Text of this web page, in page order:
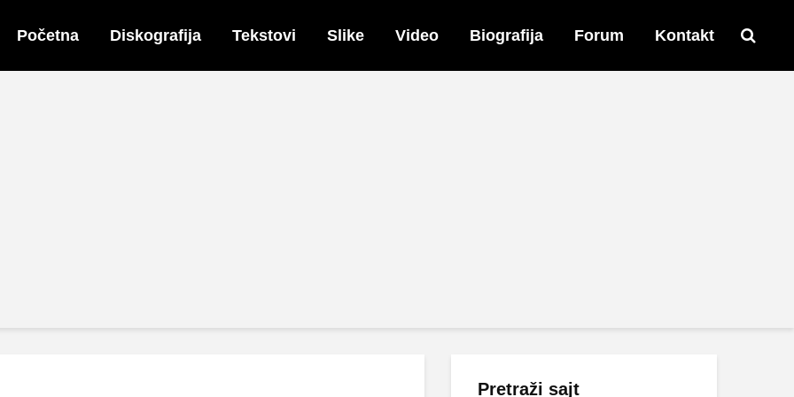
Početna Diskografija Tekstovi Slike Video Biografija Forum Kontakt
Pretraži sajt